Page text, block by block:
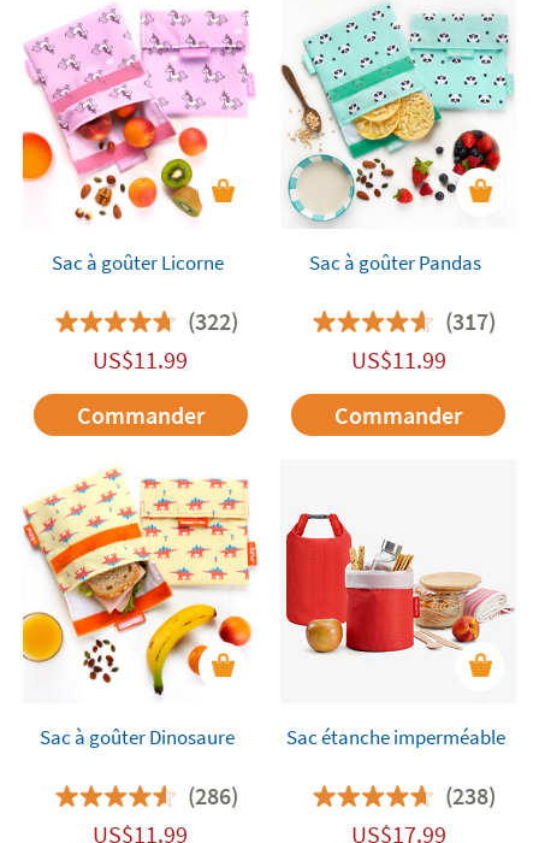
Sac à goûter Licorne
(322)
US$11.99
Commander
Sac à goûter Pandas
(317)
US$11.99
Commander
Sac à goûter Dinosaure
(286)
US$11.99
Sac étanche imperméable
(238)
US$17.99